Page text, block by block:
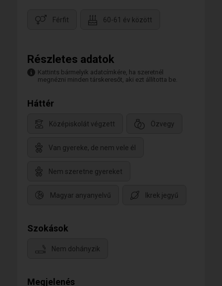
Férfit 60-61 év között
Részletes adatok
Kattints bármelyik adatcímkére, ha szeretnél
megnézni minden társkeresőt, aki ezt állította be.
Háttér
Középiskolát végzett Özvegy
Van gyereke, de nem vele él
Nem szeretne gyereket
Magyar anyanyelvű Ikrek jegyű
Szokások
Nem dohányzik
Megjelenés